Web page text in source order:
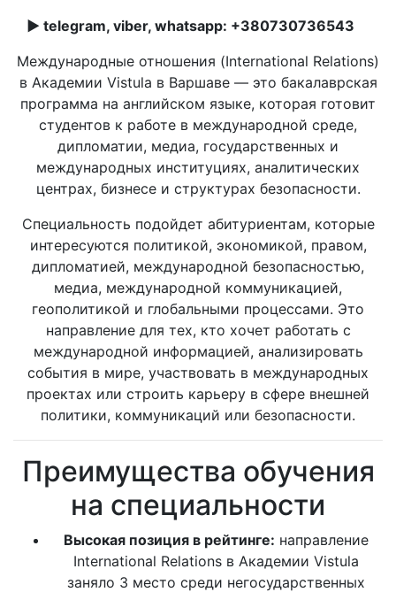
► telegram, viber, whatsapp: +380730736543
Международные отношения (International Relations)
в Академии Vistula в Варшаве — это бакалаврская
программа на английском языке, которая готовит
студентов к работе в международной среде,
дипломатии, медиа, государственных и
международных институциях, аналитических
центрах, бизнесе и структурах безопасности.
Специальность подойдет абитуриентам, которые
интересуются политикой, экономикой, правом,
дипломатией, международной безопасностью,
медиа, международной коммуникацией,
геополитикой и глобальными процессами. Это
направление для тех, кто хочет работать с
международной информацией, анализировать
события в мире, участвовать в международных
проектах или строить карьеру в сфере внешней
политики, коммуникаций или безопасности.
Преимущества обучения
на специальности
Высокая позиция в рейтинге: направление
International Relations в Академии Vistula
заняло 3 место среди негосударственных